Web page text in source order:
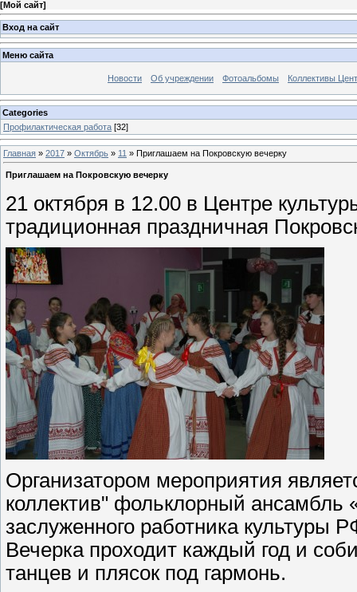
[Мой сайт]
Вход на сайт
Меню сайта
Новости Об учреждении Фотоальбомы Коллективы
Categories
Профилактическая работа [32]
Главная » 2017 » Октябрь » 11 » Приглашаем на Покровскую вечерку
Приглашаем на Покровскую вечерку
21 октября в 12.00 в Центре
традиционная праздничная
Организатором мероприятия
коллектив" фольклорный ансамбль
заслуженного работника
Вечерка проходит каждый год и
танцев и плясок под гармонь.